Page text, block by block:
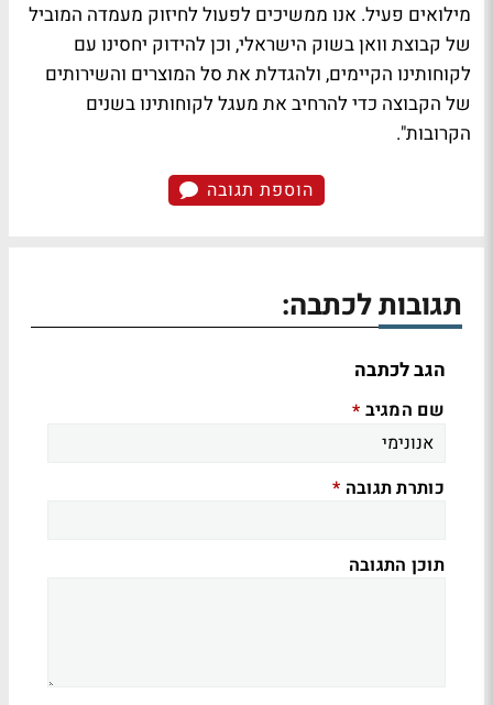
מילואים פעיל. אנו ממשיכים לפעול לחיזוק מעמדה המוביל
של קבוצת וואן בשוק הישראלי, וכן להידוק יחסינו עם
לקוחותינו הקיימים, ולהגדלת את סל המוצרים והשירותים
של הקבוצה כדי להרחיב את מעגל לקוחותינו בשנים
הקרובות".
הוספת תגובה
תגובות לכתבה:
הגב לכתבה
שם המגיב *
כותרת תגובה *
תוכן התגובה